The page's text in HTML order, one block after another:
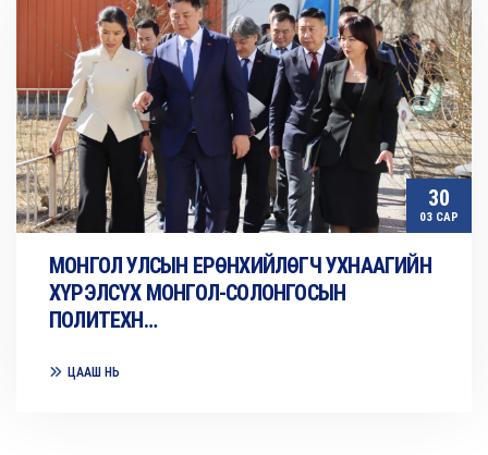
30
03 САР
МОНГОЛ УЛСЫН ЕРӨНХИЙЛӨГЧ УХНААГИЙН
ХҮРЭЛСҮХ МОНГОЛ-СОЛОНГОСЫН
ПОЛИТЕХН…
ЦААШ НЬ